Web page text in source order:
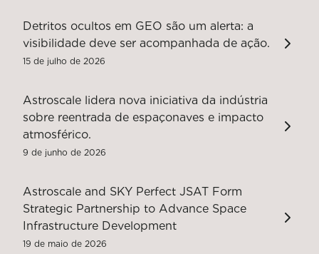
Detritos ocultos em GEO são um alerta: a
visibilidade deve ser acompanhada de ação.
15 de julho de 2026
Astroscale lidera nova iniciativa da indústria
sobre reentrada de espaçonaves e impacto
atmosférico.
9 de junho de 2026
Astroscale and SKY Perfect JSAT Form
Strategic Partnership to Advance Space
Infrastructure Development
19 de maio de 2026